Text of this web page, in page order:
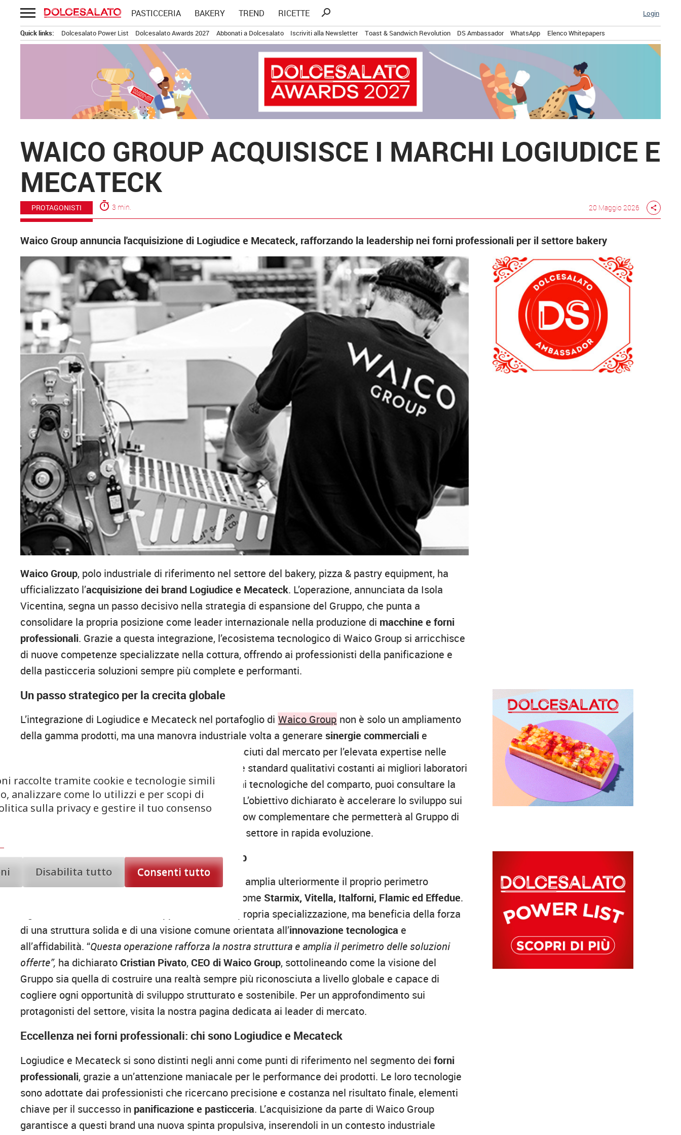
Passa
al
contenuto
PASTICCERIA BAKERY TREND RICETTE
Ricerca
search Login
Quick links: Dolcesalato Power List Dolcesalato Awards 2027 Abbonati a Dolcesalato Iscriviti alla Newsletter Toast & Sandwich Revolution DS Ambassador WhatsApp Elenco Whitepapers
WAICO GROUP ACQUISISCE I MARCHI LOGIUDICE E
MECATECK
PROTAGONISTI timer 3 min. 20 Maggio 2026 share
Waico Group annuncia l'acquisizione di Logiudice e Mecateck, rafforzando la leadership nei forni professionali per il settore bakery
Waico Group, polo industriale di riferimento nel settore del bakery, pizza & pastry equipment, ha
ufficializzato l’acquisizione dei brand Logiudice e Mecateck. L’operazione, annunciata da Isola
Vicentina, segna un passo decisivo nella strategia di espansione del Gruppo, che punta a
consolidare la propria posizione come leader internazionale nella produzione di macchine e forni
professionali. Grazie a questa integrazione, l’ecosistema tecnologico di Waico Group si arricchisce
di nuove competenze specializzate nella cottura, offrendo ai professionisti della panificazione e
della pasticceria soluzioni sempre più complete e performanti.
Un passo strategico per la crecita globale
L’integrazione di Logiudice e Mecateck nel portafoglio di Waico Group non è solo un ampliamento
della gamma prodotti, ma una manovra industriale volta a generaresinergie commerciali e
produttive. Questi due marchi sono infatti riconosciuti dal mercato per l’elevata expertise nelle
e per la capacità di garantire standard qualitativi costanti ai migliori laboratori
di arte bianca. Per scoprire di più sulle innovazioni tecnologiche del comparto, puoi consultare la
nostra sezione dedicata alle attrezzature bakery. L’obiettivo dichiarato è accelerare lo sviluppo sui
mercati internazionali
, facendo leva su un know-how complementare che permetterà al Gruppo di
rispondere con maggiore efficacia alle sfide di un settore in rapida evoluzione.
Il rafforzamento dell’ecosistema Waico Group
Con l’ingresso di questi nuovi brand, Waico Group amplia ulteriormente il proprio perimetro
d’azione, che già include eccellenze del settore come Starmix, Vitella, Italforni, Flamic ed Effedue.
Ogni marchio all’interno del Gruppo mantiene la propria specializzazione, ma beneficia della forza
di una struttura solida e di una visione comune orientata all’innovazione tecnologica e
all’affidabilità. “Questa operazione rafforza la nostra struttura e amplia il perimetro delle soluzioni
offerte”, ha dichiarato Cristian Pivato, CEO di Waico Group, sottolineando come la visione del
Gruppo sia quella di costruire una realtà sempre più riconosciuta a livello globale e capace di
cogliere ogni opportunità di sviluppo strutturato e sostenibile. Per un approfondimento sui
protagonisti del settore, visita la nostra pagina dedicata ai leader di mercato.
Eccellenza nei forni professionali: chi sono Logiudice e Mecateck
Logiudice e Mecateck si sono distinti negli anni come punti di riferimento nel segmento deiforni
professionali, grazie a un’attenzione maniacale per le performance dei prodotti. Le loro tecnologie
sono adottate dai professionisti che ricercano precisione e costanza nel risultato finale, elementi
chiave per il successo in panificazione e pasticceria. L’acquisizione da parte di Waico Group
garantisce a questi brand una nuova spinta propulsiva, inserendoli in un contesto industriale
raccolte tramite cookie e tecnologie simili
analizzare come lo utilizzi e per scopi di
sulla privacy e gestire il tuo consenso
Disabilita tutto Consenti tutto